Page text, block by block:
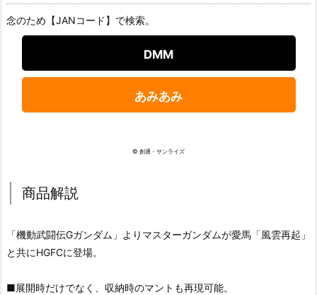
念のため【JANコード】で検索。
DMM
あみあみ
© 創通・サンライズ
商品解説
「機動武闘伝Gガンダム」よりマスターガンダムが愛馬「風雲再起」
と共にHGFCに登場。
■展開時だけでなく、収納時のマントも再現可能。